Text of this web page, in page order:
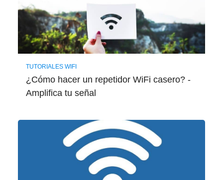
TUTORIALES WIFI
¿Cómo hacer un repetidor WiFi casero? -
Amplifica tu señal